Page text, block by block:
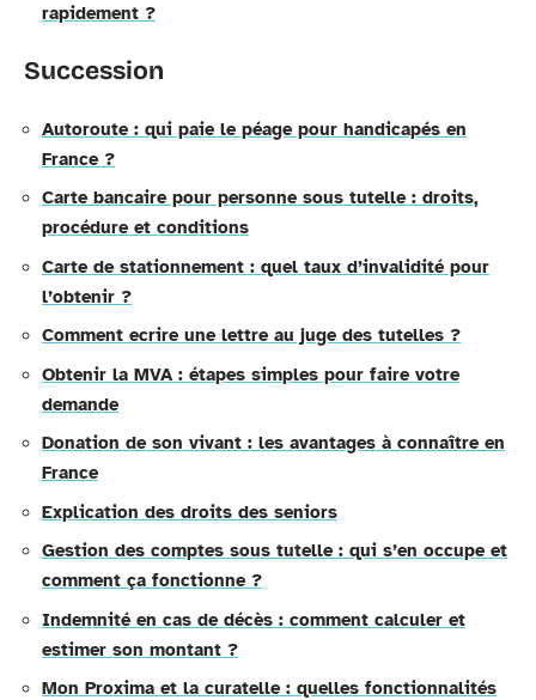
rapidement ?
Succession
Autoroute : qui paie le péage pour handicapés en
France ?
Carte bancaire pour personne sous tutelle : droits,
procédure et conditions
Carte de stationnement : quel taux d’invalidité pour
l’obtenir ?
Comment ecrire une lettre au juge des tutelles ?
Obtenir la MVA : étapes simples pour faire votre
demande
Donation de son vivant : les avantages à connaître en
France
Explication des droits des seniors
Gestion des comptes sous tutelle : qui s’en occupe et
comment ça fonctionne ?
Indemnité en cas de décès : comment calculer et
estimer son montant ?
Mon Proxima et la curatelle : quelles fonctionnalités